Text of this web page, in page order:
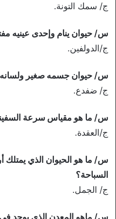
ج/ سمك التونة.
س/ حيوان ينام وإحدى عينيه
ج/الدولفين.
س/ حيوان جسمه صغير
ج/ ضفدع.
س/ ما هو مقياس سرعة
ج/العقدة.
س/ ما هو الحيوان الذي يمتلك
السباحة؟
ج/ الجمل.
س/ ماهو المعدن الذي يوجد